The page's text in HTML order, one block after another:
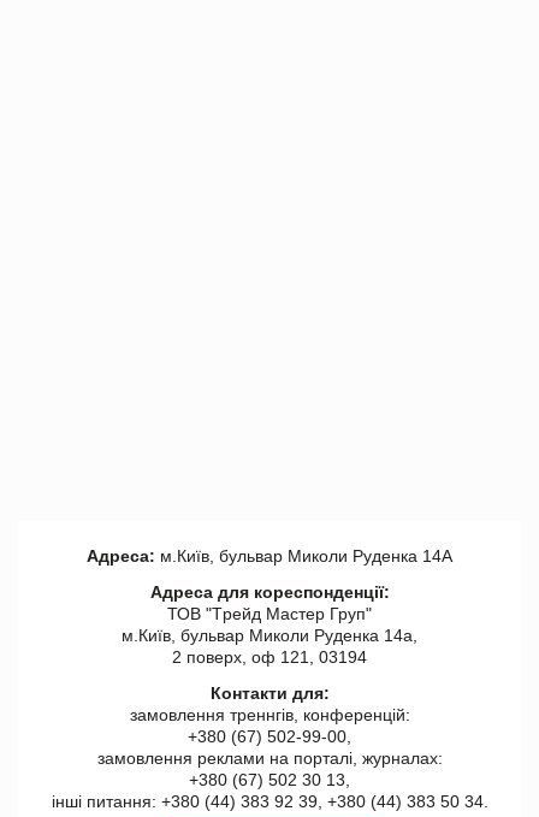
Адреса: м.Київ, бульвар Миколи Руденка 14А
Адреса для кореспонденції:
ТОВ "Tрейд Мастер Груп"
м.Київ, бульвар Миколи Руденка 14а,
2 поверх, оф 121, 03194
Контакти для:
замовлення треннгів, конференцій:
+380 (67) 502-99-00,
замовлення реклами на порталі, журналах:
+380 (67) 502 30 13,
інші питання: +380 (44) 383 92 39, +380 (44) 383 50 34.